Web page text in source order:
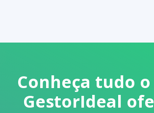
Conheça tudo
GestorIdeal